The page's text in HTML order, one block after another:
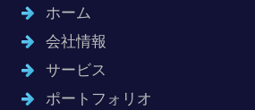
ホーム
会社情報
サービス
ポートフォリオ